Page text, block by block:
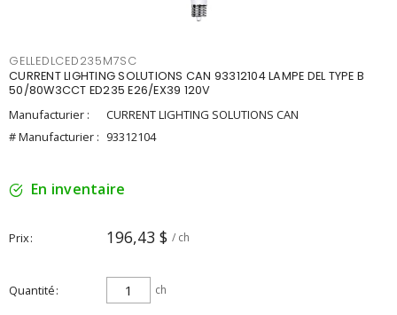
GELLEDLCED235M7SC
CURRENT LIGHTING SOLUTIONS CAN 93312104 LAMPE DEL TYPE B
50/80W3CCT ED235 E26/EX39 120V
Manufacturier :
CURRENT LIGHTING SOLUTIONS CAN
# Manufacturier : 93312104
En inventaire
Prix 196,43 $ / ch
Quantité ch